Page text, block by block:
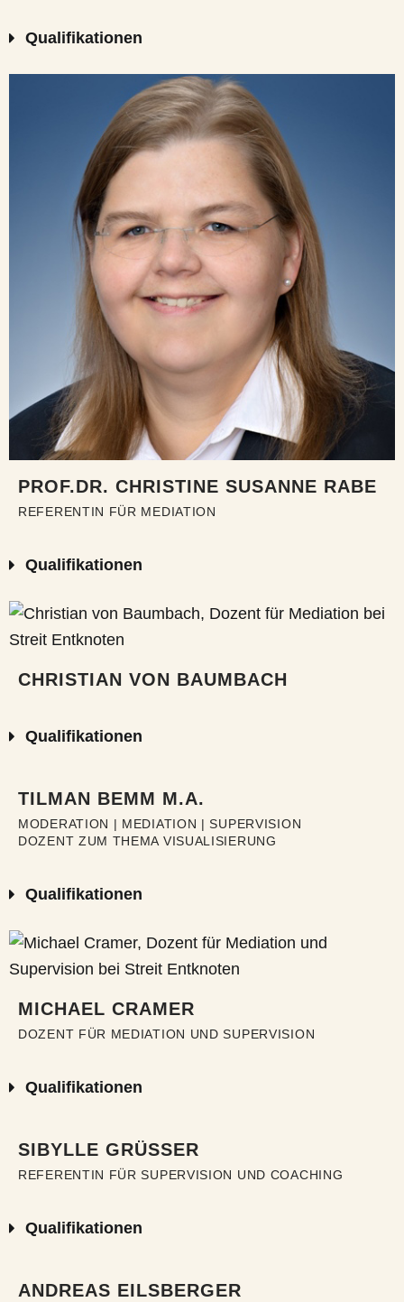
Qualifikationen
PROF.DR. CHRISTINE SUSANNE RABE
REFERENTIN FÜR MEDIATION
Qualifikationen
CHRISTIAN VON BAUMBACH
Qualifikationen
TILMAN BEMM M.A.
MODERATION | MEDIATION | SUPERVISION
DOZENT ZUM THEMA VISUALISIERUNG
Qualifikationen
MICHAEL CRAMER
DOZENT FÜR MEDIATION UND SUPERVISION
Qualifikationen
SIBYLLE GRÜSSER
REFERENTIN FÜR SUPERVISION UND COACHING
Qualifikationen
ANDREAS EILSBERGER